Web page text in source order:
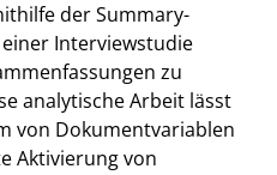
der Summary-
Interviewstudie
zu
analytische Arbeit lässt
von Dokumentvariablen
Aktivierung von